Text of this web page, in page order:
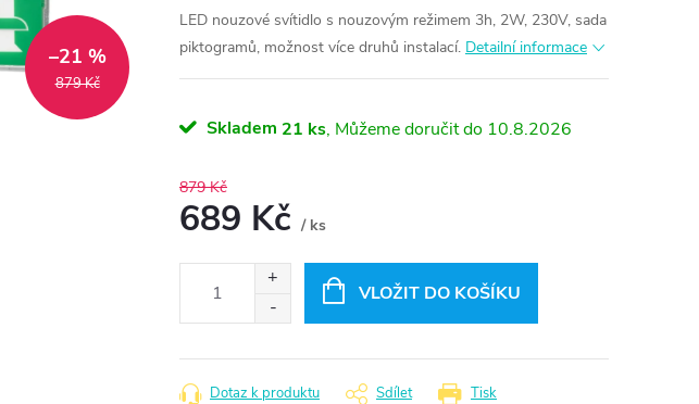
879 Kč
–21 %
LED nouzové svítidlo s nouzovým režimem 3h, 2W, 230V, sada
piktogramů, možnost více druhů instalací. Detailní informace
Skladem 21 ks 10.8.2026
879 Kč
689 Kč / ks
VLOŽIT DO KOŠÍKU
Tisk
Dotaz k produktu Sdílet